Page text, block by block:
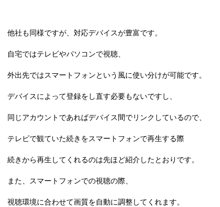
他社も同様ですが、対応デバイスが豊富です。
自宅ではテレビやパソコンで視聴、
外出先ではスマートフォンという風に使い分けが可能です。
デバイスによって登録をし直す必要もないですし、
同じアカウントであればデバイス間でリンクしているので、
テレビで観ていた続きをスマートフォンで再生する際
続きから再生してくれるのは先ほど紹介したとおりです。
また、スマートフォンでの視聴の際、
視聴環境に合わせて画質を自動に調整してくれます。